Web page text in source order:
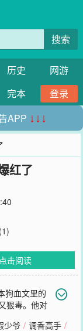
搜索
历史
网游
完本
登录
APP ↓↓↓
红了
点击阅读
狗血文里的
狠毒。他对
外死无全尸。宁
少爷 / 调香高手 /